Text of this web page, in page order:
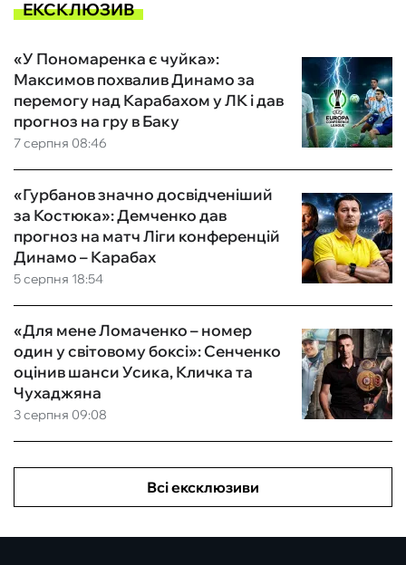
ЕКСКЛЮЗИВ
7 серпня 08:46
«У Пономаренка є чуйка»:
Максимов похвалив Динамо за
перемогу над Карабахом у ЛК і дав
прогноз на гру в Баку
5 серпня 18:54
«Гурбанов значно досвідченіший
за Костюка»: Демченко дав
прогноз на матч Ліги конференцій
Динамо – Карабах
3 серпня 09:08
«Для мене Ломаченко – номер
один у світовому боксі»: Сенченко
оцінив шанси Усика, Кличка та
Чухаджяна
Всі ексклюзиви